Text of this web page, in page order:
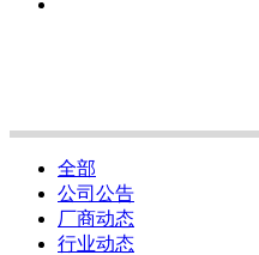
全部
公司公告
厂商动态
行业动态